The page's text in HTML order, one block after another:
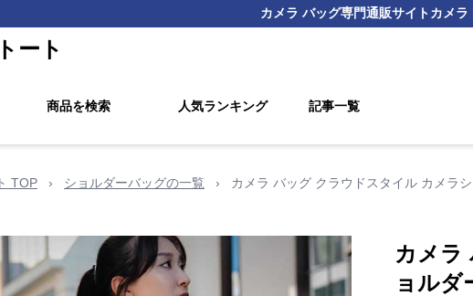
カメラ バッグ専門通販サイトカメラ
ート
商品を検索 人気ランキング 記事一覧
TOP › ショルダーバッグの一覧 › カメラ バッグ クラウドスタイル カメラ
カメラ
ョルダ